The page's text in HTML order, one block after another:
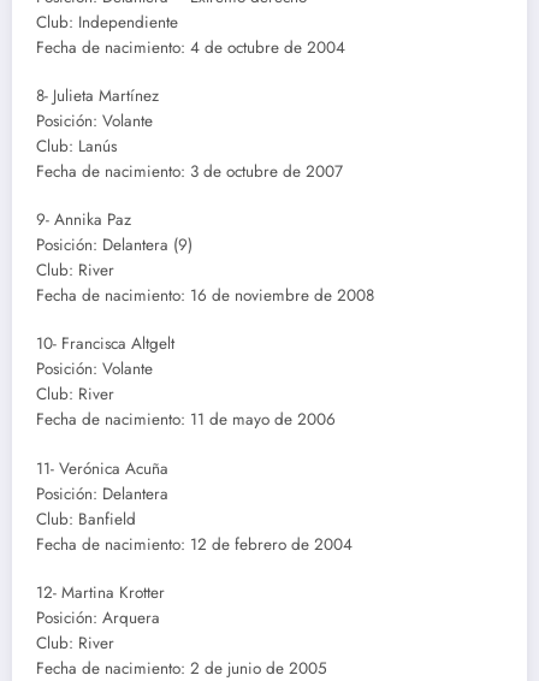
Club: Independiente
Fecha de nacimiento: 4 de octubre de 2004
8- Julieta Martínez
Posición: Volante
Club: Lanús
Fecha de nacimiento: 3 de octubre de 2007
9- Annika Paz
Posición: Delantera (9)
Club: River
Fecha de nacimiento: 16 de noviembre de 2008
10- Francisca Altgelt
Posición: Volante
Club: River
Fecha de nacimiento: 11 de mayo de 2006
11- Verónica Acuña
Posición: Delantera
Club: Banfield
Fecha de nacimiento: 12 de febrero de 2004
12- Martina Krotter
Posición: Arquera
Club: River
Fecha de nacimiento: 2 de junio de 2005